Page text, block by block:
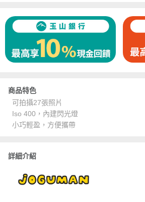
商品特色
可拍攝27張照片
Iso 400，內建閃光燈
小巧輕盈，方便攜帶
詳細介紹